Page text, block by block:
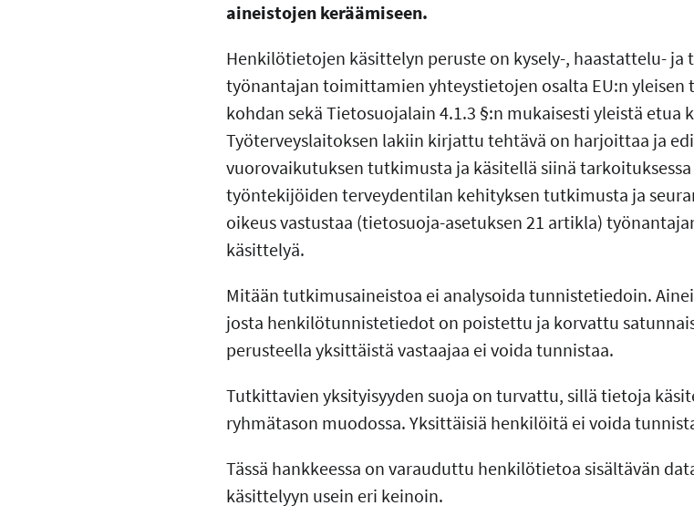
aineistojen keräämiseen.
Henkilötietojen käsittelyn peruste on kysely-, haastattelu- ja
työnantajan toimittamien yhteystietojen osalta EU:n yleisen
kohdan sekä Tietosuojalain 4.1.3 §:n mukaisesti yleistä
Työterveyslaitoksen lakiin kirjattu tehtävä on harjoittaa ja
vuorovaikutuksen tutkimusta ja käsitellä siinä
työntekijöiden terveydentilan kehityksen tutkimusta ja
oikeus vastustaa (tietosuoja-asetuksen 21 artikla)
käsittelyä.
Mitään tutkimusaineistoa ei analysoida tunnistetiedoin.
josta henkilötunnistetiedot on poistettu ja korvattu
perusteella yksittäistä vastaajaa ei voida tunnistaa.
Tutkittavien yksityisyyden suoja on turvattu, sillä tietoja
ryhmätason muodossa. Yksittäisiä henkilöitä ei voida
Tässä hankkeessa on varauduttu henkilötietoa sisältävän
käsittelyyn usein eri keinoin.